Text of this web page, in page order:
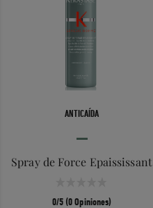
ANTICAÍDA
Spray de Force Epaississant
0/5 (0 Opiniones)